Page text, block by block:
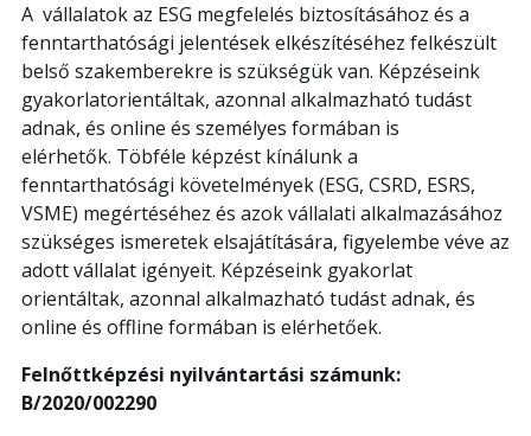
A vállalatok az ESG megfelelés biztosításához és a
fenntarthatósági jelentések elkészítéséhez felkészült
belső szakemberekre is szükségük van. Képzéseink
gyakorlatorientáltak, azonnal alkalmazható tudást
adnak, és online és személyes formában is
elérhetők. Töbféle képzést kínálunk a
fenntarthatósági követelmények (ESG, CSRD, ESRS,
VSME) megértéséhez és azok vállalati alkalmazásához
szükséges ismeretek elsajátítására, figyelembe véve az
adott vállalat igényeit. Képzéseink gyakorlat
orientáltak, azonnal alkalmazható tudást adnak, és
online és offline formában is elérhetőek.
Felnőttképzési nyilvántartási számunk:
B/2020/002290